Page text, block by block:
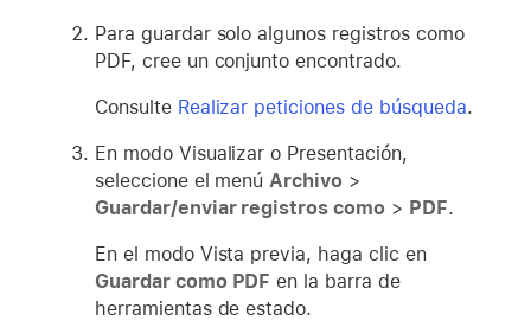
Para guardar solo algunos registros como
PDF, cree un conjunto encontrado.
Consulte Realizar peticiones de búsqueda.
En modo Visualizar o Presentación,
seleccione el menúArchivo >
Guardar/enviar registros como> PDF.
En el modo Vista previa, haga clic en
Guardar como PDF en la barra de
herramientas de estado.